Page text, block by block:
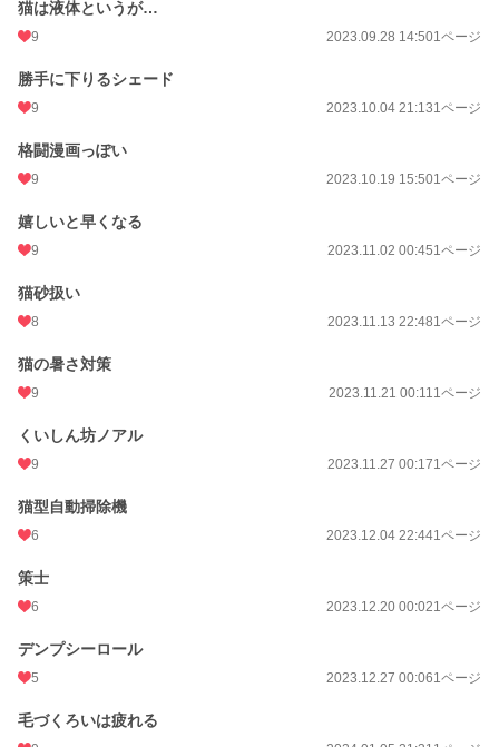
猫は液体というが…
9 2023.09.28 14:501ページ
勝手に下りるシェード
9 2023.10.04 21:131ページ
格闘漫画っぽい
9 2023.10.19 15:501ページ
嬉しいと早くなる
9 2023.11.02 00:451ページ
猫砂扱い
8 2023.11.13 22:481ページ
猫の暑さ対策
9 2023.11.21 00:111ページ
くいしん坊ノアル
9 2023.11.27 00:171ページ
猫型自動掃除機
6 2023.12.04 22:441ページ
策士
6 2023.12.20 00:021ページ
デンプシーロール
5 2023.12.27 00:061ページ
毛づくろいは疲れる